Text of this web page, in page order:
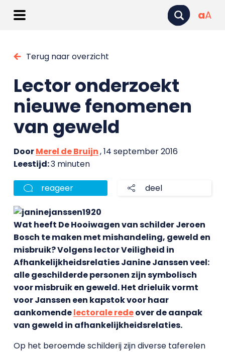
aA
Terug naar overzicht
Lector onderzoekt
nieuwe fenomenen
van geweld
DoorMerel de Bruijn, 14 september 2016
Leestijd:3 minuten
reageer deel
Wat heeft De Hooiwagen van schilder Jeroen
Bosch te maken met mishandeling, geweld en
misbruik? Volgens lector Veiligheid in
Afhankelijkheidsrelaties Janine Janssen veel:
alle geschilderde personen zijn symbolisch
voor misbruik en geweld. Het drieluik vormt
voor Janssen een kapstok voor haar
aankomendelectorale redeover de aanpak
van geweld in afhankelijkheidsrelaties.
Op het beroemde schilderij zijn diverse taferelen